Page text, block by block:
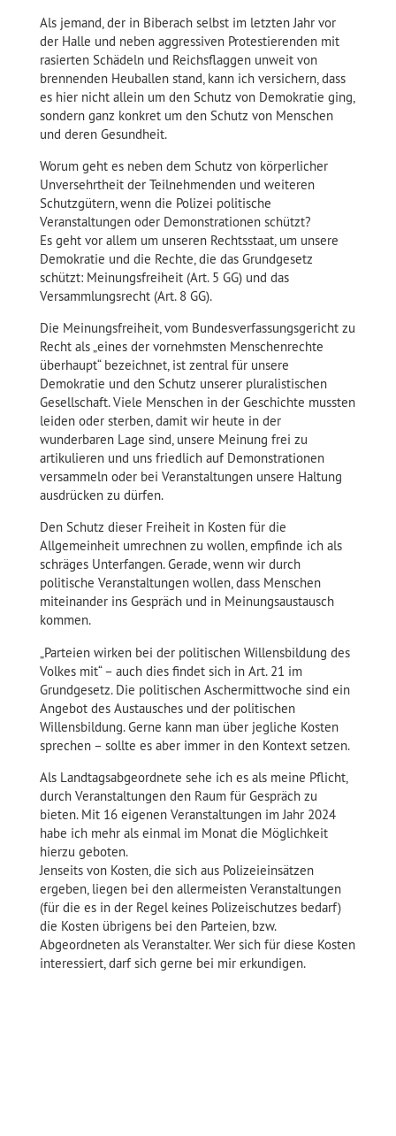
Als jemand, der in Biberach selbst im letzten Jahr vor
der Halle und neben aggressiven Protestierenden mit
rasierten Schädeln und Reichsflaggen unweit von
brennenden Heuballen stand, kann ich versichern, dass
es hier nicht allein um den Schutz von Demokratie ging,
sondern ganz konkret um den Schutz von Menschen
und deren Gesundheit.
Worum geht es neben dem Schutz von körperlicher
Unversehrtheit der Teilnehmenden und weiteren
Schutzgütern, wenn die Polizei politische
Veranstaltungen oder Demonstrationen schützt?
Es geht vor allem um unseren Rechtsstaat, um unsere
Demokratie und die Rechte, die das Grundgesetz
schützt: Meinungsfreiheit (Art. 5 GG) und das
Versammlungsrecht (Art. 8 GG).
Die Meinungsfreiheit, vom Bundesverfassungsgericht zu
Recht als „eines der vornehmsten Menschenrechte
überhaupt“ bezeichnet, ist zentral für unsere
Demokratie und den Schutz unserer pluralistischen
Gesellschaft. Viele Menschen in der Geschichte mussten
leiden oder sterben, damit wir heute in der
wunderbaren Lage sind, unsere Meinung frei zu
artikulieren und uns friedlich auf Demonstrationen
versammeln oder bei Veranstaltungen unsere Haltung
ausdrücken zu dürfen.
Den Schutz dieser Freiheit in Kosten für die
Allgemeinheit umrechnen zu wollen, empfinde ich als
schräges Unterfangen. Gerade, wenn wir durch
politische Veranstaltungen wollen, dass Menschen
miteinander ins Gespräch und in Meinungsaustausch
kommen.
„Parteien wirken bei der politischen Willensbildung des
Volkes mit“ – auch dies findet sich in Art. 21 im
Grundgesetz. Die politischen Aschermittwoche sind ein
Angebot des Austausches und der politischen
Willensbildung. Gerne kann man über jegliche Kosten
sprechen – sollte es aber immer in den Kontext setzen.
Als Landtagsabgeordnete sehe ich es als meine Pflicht,
durch Veranstaltungen den Raum für Gespräch zu
bieten. Mit 16 eigenen Veranstaltungen im Jahr 2024
habe ich mehr als einmal im Monat die Möglichkeit
hierzu geboten.
Jenseits von Kosten, die sich aus Polizeieinsätzen
ergeben, liegen bei den allermeisten Veranstaltungen
(für die es in der Regel keines Polizeischutzes bedarf)
die Kosten übrigens bei den Parteien, bzw.
Abgeordneten als Veranstalter. Wer sich für diese Kosten
interessiert, darf sich gerne bei mir erkundigen.